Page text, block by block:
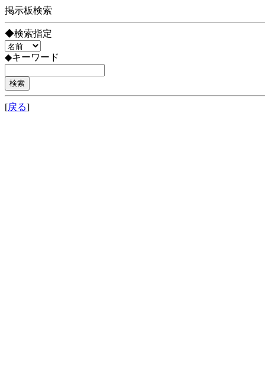
掲示板検索
◆検索指定
◆キーワード
[戻る]